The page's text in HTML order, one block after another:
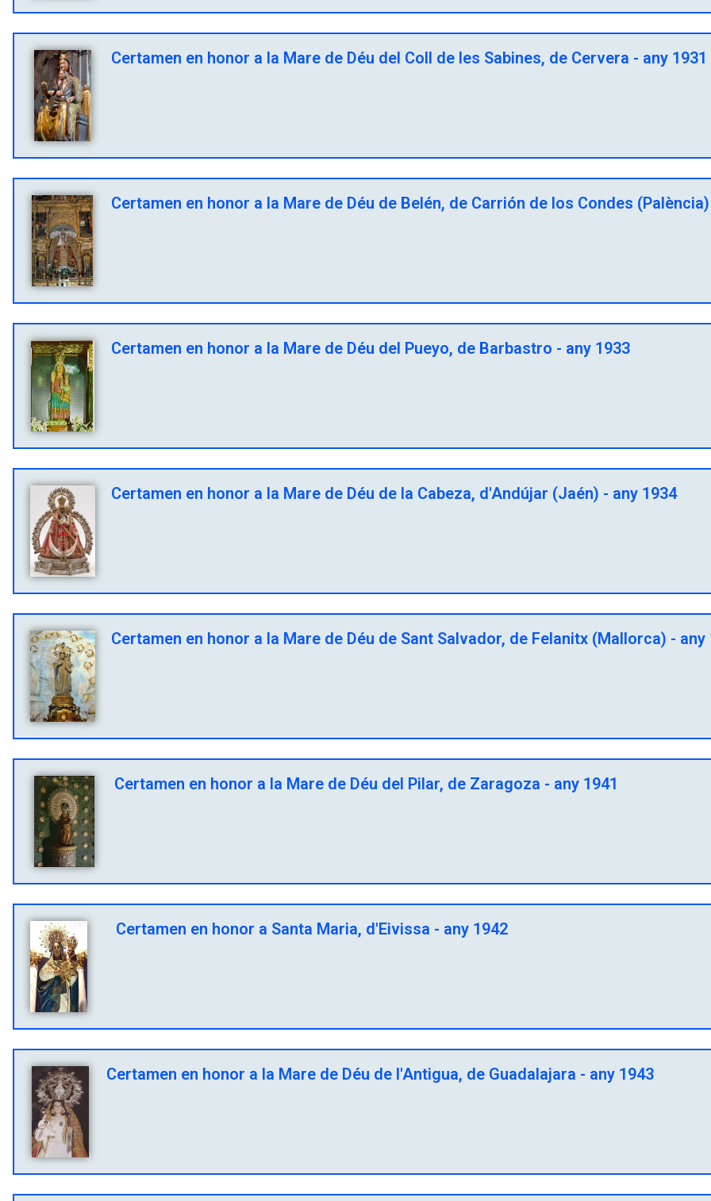
Certamen en honor a la Mare de Déu del Coll de les Sabines, de Cervera - any 1931
Certamen en honor a la Mare de Déu de Belén, de Carrión de los Condes
Certamen en honor a la Mare de Déu del Pueyo, de Barbastro - any 1933
Certamen en honor a la Mare de Déu de la Cabeza, d'Andújar (Jaén) - any 1934
Certamen en honor a la Mare de Déu de Sant Salvador, de Felanitx (Mallorca) - any
Certamen en honor a la Mare de Déu del Pilar, de Zaragoza - any 1941
Certamen en honor a Santa Maria, d'Eivissa - any 1942
Certamen en honor a la Mare de Déu de l'Antigua, de Guadalajara - any 1943